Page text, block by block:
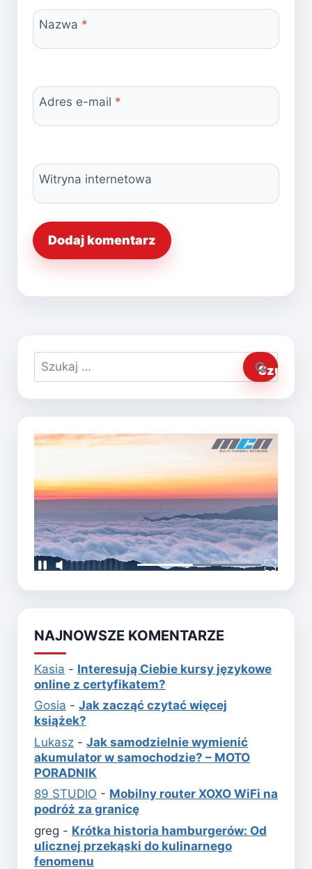
Nazwa *
Adres e-mail *
Witryna internetowa
Szukaj:
NAJNOWSZE KOMENTARZE
Kasia - Interesują Ciebie kursy językowe
online z certyfikatem?
Gosia - Jak zacząć czytać więcej
książek?
Lukasz - Jak samodzielnie wymienić
akumulator w samochodzie? – MOTO
PORADNIK
89 STUDIO - Mobilny router XOXO WiFi na
podróż za granicę
greg - Krótka historia hamburgerów: Od
ulicznej przekąski do kulinarnego
fenomenu